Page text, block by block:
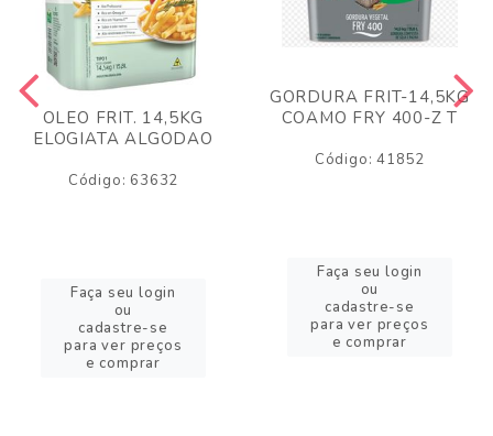
OLEO FRIT. 14,5KG
ELOGIATA ALGODAO
Código: 63632
Faça seu login
ou
cadastre-se
para ver preços
e comprar
GORDURA FRIT-14,5KG
COAMO FRY 400-Z T
Código: 41852
Faça seu login
ou
cadastre-se
para ver preços
e comprar